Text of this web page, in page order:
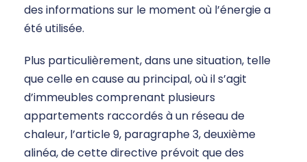
des informations sur le moment où l’énergie a
été utilisée.
Plus particulièrement, dans une situation, telle
que celle en cause au principal, où il s’agit
d’immeubles comprenant plusieurs
appartements raccordés à un réseau de
chaleur, l’article 9, paragraphe 3, deuxième
alinéa, de cette directive prévoit que des